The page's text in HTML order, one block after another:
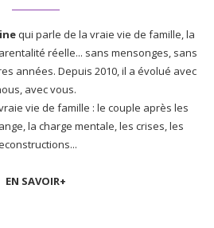
qui parle de la vraie vie de famille, la
réelle... sans mensonges, sans
années. Depuis 2010, il a évolué avec
avec vous.
vie de famille : le couple après les
la charge mentale, les crises, les
EN SAVOIR+